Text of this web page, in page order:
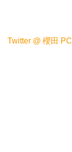
Twitter @ 櫻田 PC